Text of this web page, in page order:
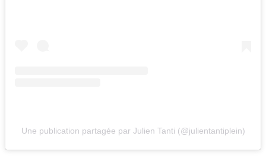
Une publication partagée par Julien Tanti (@julientantiplein)